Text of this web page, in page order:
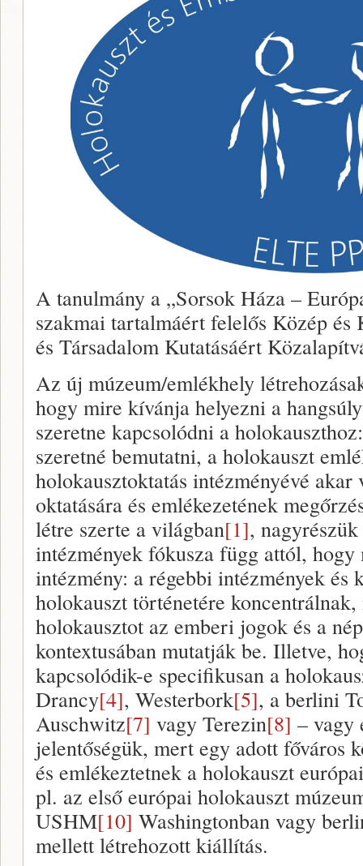
A tanulmány a „Sorsok Háza –
szakmai tartalmáért felelős Közép
és Társadalom Kutatásáért
Az új múzeum/emlékhely
hogy mire kívánja helyezni a
szeretne kapcsolódni a
szeretné bemutatni, a holokauszt
holokausztoktatás intézményévé
oktatására és emlékezetének
létre szerte a világban[1],
intézmények fókusza függ attól,
intézmény: a régebbi intézmények és
holokauszt történetére
holokausztot az emberi jogok és a
kontextusában mutatják be. Illetve,
kapcsolódik-e specifikusan a
Drancy[4], Westerbork[5], a berlini
Auschwitz[7] vagy Terezin[8] – vagy
jelentőségük, mert egy adott főváros
és emlékeztetnek a holokauszt
pl. az első európai holokauszt
USHM[10] Washingtonban vagy
mellett létrehozott kiállítás.